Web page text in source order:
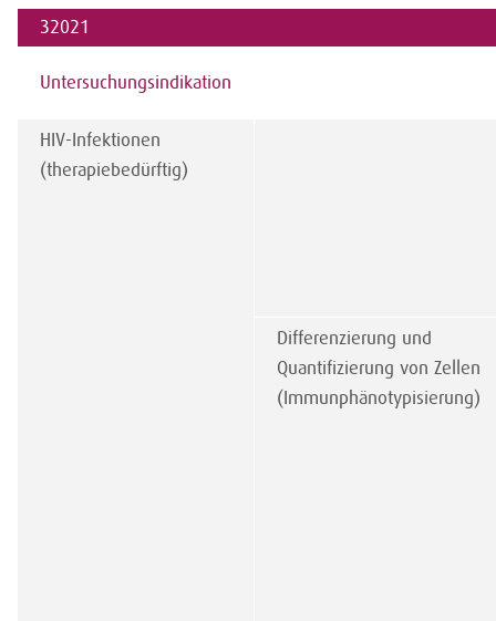
32021
Untersuchungsindikation
HIV-Infektionen
(therapiebedürftig)
Differenzierung und
Quantifizierung von Zellen
(Immunphänotypisierung)